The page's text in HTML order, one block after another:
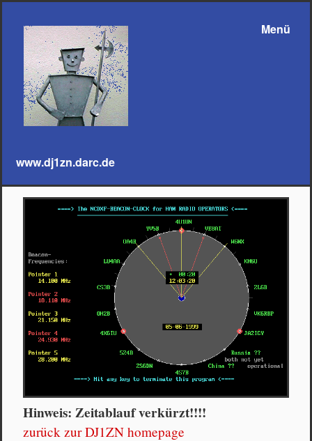
www.dj1zn.darc.de
Menü
Hinweis: Zeitablauf verkürzt!!!!
zurück zur DJ1ZN homepage